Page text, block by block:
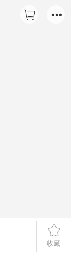
收藏